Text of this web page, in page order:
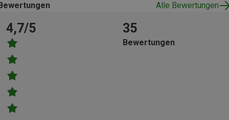
Alle Bewertungen
4,7/5 35
Bewertungen